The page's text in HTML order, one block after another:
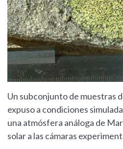
Un subconjunto de muestras
expuso a condiciones
una atmósfera análoga de
solar a las cámaras